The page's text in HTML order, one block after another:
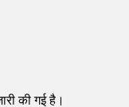
की गई है।